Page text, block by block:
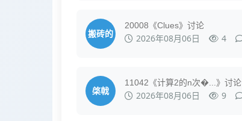
搬砖的
20008《Clues》讨论
2026年08月06日 4
棨戟
11042《计算2的n次�...》讨论
2026年08月06日 9